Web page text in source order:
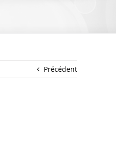
Précédent